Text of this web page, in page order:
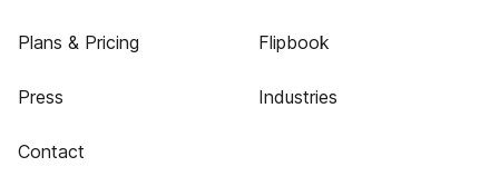
Plans & Pricing
Press
Contact
Flipbook
Industries